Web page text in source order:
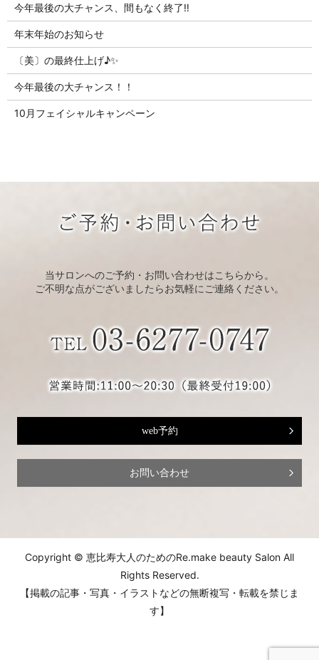
今年最後の大チャンス、間もなく終了‼
年末年始のお知らせ
〔美〕の最終仕上げ♪✨
今年最後の大チャンス！！
10月フェイシャルキャンペーン
当サロンへのご予約・お問い合わせはこちらから。
ご不明な点がございましたらお気軽にご連絡ください。
web予約
お問い合わせ
Copyright © 恵比寿大人のためのRe.make beauty Salon All
Rights Reserved.
【掲載の記事・写真・イラストなどの無断複写・転載を禁じま
す】